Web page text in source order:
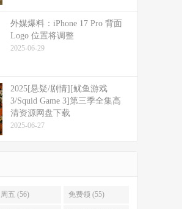
外媒爆料：​​iPhone 17 Pro 背面
Logo 位置将调整​​
2025-06-29
2025[悬疑/剧情][鱿鱼游戏
3/Squid Game 3]第三季全集高
清资源网盘下载
2025-06-27
周五 (56) 免费领 (55)